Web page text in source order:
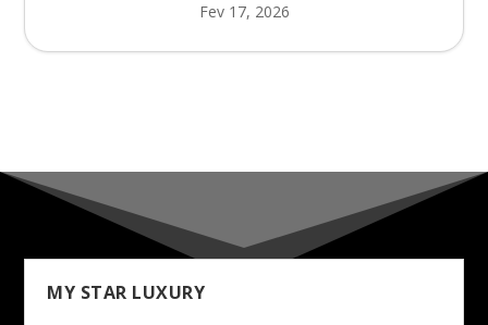
Fev 17, 2026
MY STAR LUXURY